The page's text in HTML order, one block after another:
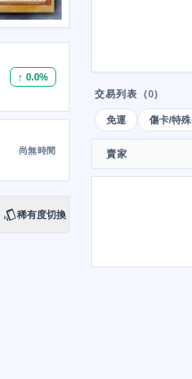
↑ 0.0%
尚無時間
style稀有度切換
交易列表 (0)
免運 傷卡/特殊
賣家